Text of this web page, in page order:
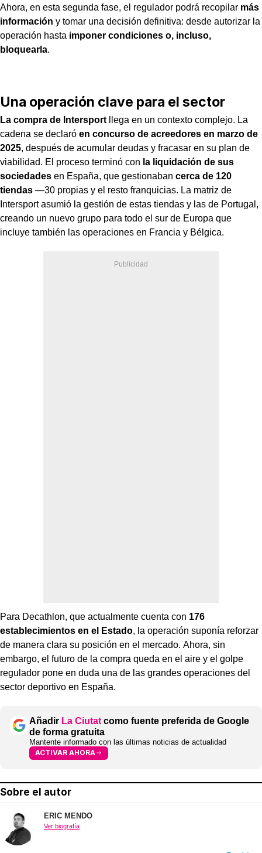
Ahora, en esta segunda fase, el regulador podrá recopilar más
información y tomar una decisión definitiva: desde autorizar la
operación hasta imponer condiciones o, incluso,
bloquearla.
Una operación clave para el sector
La compra de Intersport llega en un contexto complejo. La
cadena se declaró en concurso de acreedores en marzo de
2025, después de acumular deudas y fracasar en su plan de
viabilidad. El proceso terminó con la liquidación de sus
sociedades en España, que gestionaban cerca de 120
tiendas —30 propias y el resto franquicias. La matriz de
Intersport asumió la gestión de estas tiendas y las de Portugal,
creando un nuevo grupo para todo el sur de Europa que
incluye también las operaciones en Francia y Bélgica.
Para Decathlon, que actualmente cuenta con 176
establecimientos en el Estado, la operación suponía reforzar
de manera clara su posición en el mercado. Ahora, sin
embargo, el futuro de la compra queda en el aire y el golpe
regulador pone en duda una de las grandes operaciones del
sector deportivo en España.
Añadir La Ciutat como fuente preferida de Google
de forma gratuita
Mantente informado con las últimas noticias de actualidad
ACTIVAR AHORA
Sobre el autor
ERIC MENDO
Ver biografía